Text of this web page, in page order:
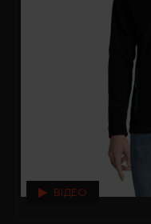
ВІДЕО